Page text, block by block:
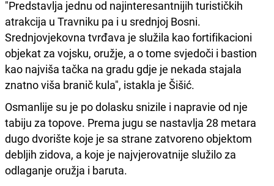
"Predstavlja jednu od najinteresantnijih turističkih
atrakcija u Travniku pa i u srednjoj Bosni.
Srednjovjekovna tvrđava je služila kao fortifikacioni
objekat za vojsku, oružje, a o tome svjedoči i bastion
kao najviša tačka na gradu gdje je nekada stajala
znatno viša branič kula", istakla je Šišić.
Osmanlije su je po dolasku snizile i napravie od nje
tabiju za topove. Prema jugu se nastavlja 28 metara
dugo dvorište koje je sa strane zatvoreno objektom
debljih zidova, a koje je najvjerovatnije služilo za
odlaganje oružja i baruta.